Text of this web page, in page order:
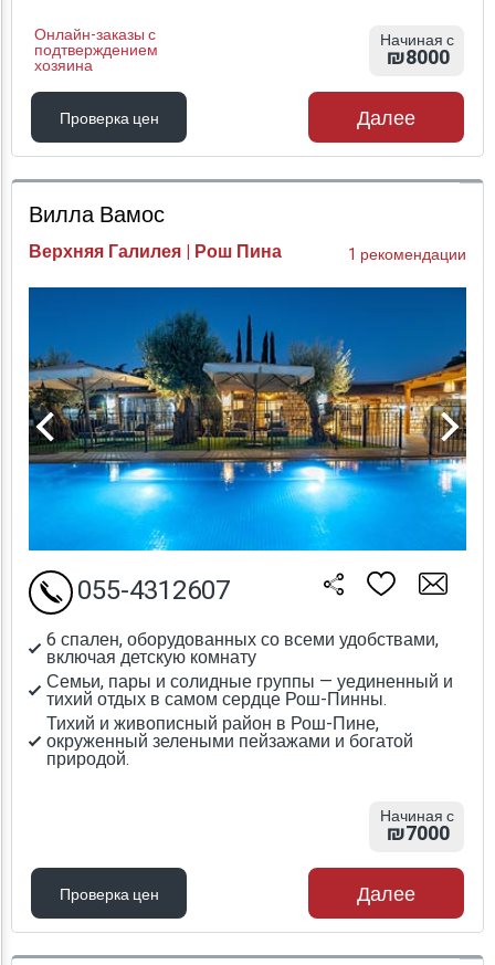
Онлайн-заказы с
подтверждением
хозяина
Начиная с
₪8000
Проверка цен
Проверка цен
Далее
Вилла Вамос
Верхняя Галилея | Рош Пина 1 рекомендации
6 спален, оборудованных со всеми удобствами,
включая детскую комнату
Семьи, пары и солидные группы — уединенный и
тихий отдых в самом сердце Рош-Пинны.
Тихий и живописный район в Рош-Пине,
окруженный зелеными пейзажами и богатой
природой.
055-4312607
Начиная с
₪7000
Проверка цен
Проверка цен
Далее